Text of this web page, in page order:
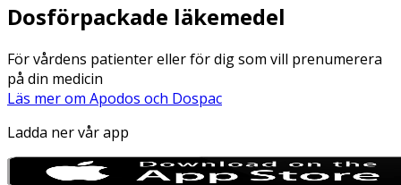
Dosförpackade läkemedel
För vårdens patienter eller för dig som vill prenumerera
på din medicin
Läs mer om Apodos och Dospac
Ladda ner vår app